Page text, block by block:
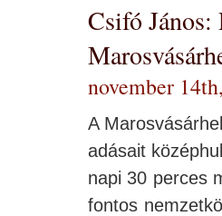
Csifó
november
A
adásait
napi 30 perces
fontos